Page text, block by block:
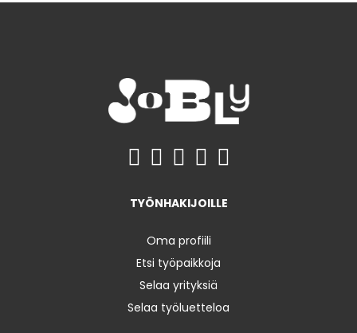
TYÖNHAKIJOILLE
Oma profiili
Etsi työpaikkoja
Selaa yrityksiä
Selaa työluetteloa